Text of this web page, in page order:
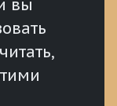
вы
РФ